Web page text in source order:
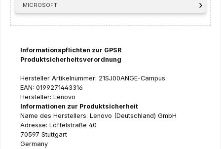
MICROSOFT
Informationspflichten zur GPSR
Produktsicherheitsverordnung
Hersteller Artikelnummer: 21SJ00ANGE-Campus.
EAN: 0199271443316
Hersteller: Lenovo
Informationen zur Produktsicherheit
Name des Herstellers: Lenovo (Deutschland) GmbH
Adresse: Löffelstraße 40
70597 Stuttgart
Germany